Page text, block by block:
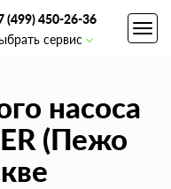
(499) 450-26-36
сервис
насоса
(Пежо